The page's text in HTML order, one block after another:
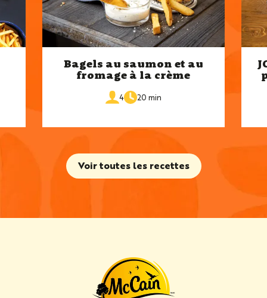
Bagels au saumon et au
fromage à la crème
4
portions20 min
de
cuisson
Voir toutes les recettes